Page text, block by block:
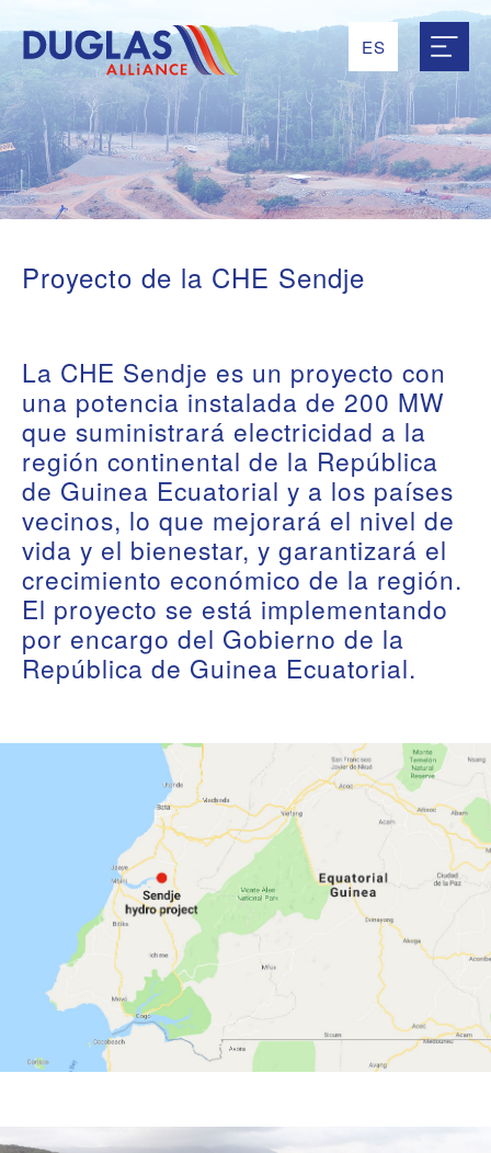
ES
EN
FR
UK
RU
Proyecto de la CHE Sendje
La CHE Sendje es un proyecto con
una potencia instalada de 200 MW
que suministrará electricidad a la
región continental de la República
de Guinea Ecuatorial y a los países
vecinos, lo que mejorará el nivel de
vida y el bienestar, y garantizará el
crecimiento económico de la región.
El proyecto se está implementando
por encargo del Gobierno de la
República de Guinea Ecuatorial.